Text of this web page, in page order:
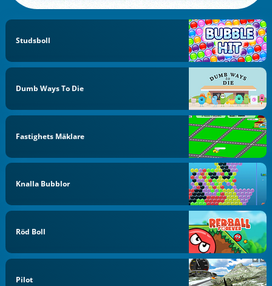
Studsboll
Dumb Ways To Die
Fastighets Mäklare
Knalla Bubblor
Röd Boll
Pilot